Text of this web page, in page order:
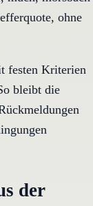
ohne
festen Kriterien
bleibt die
der